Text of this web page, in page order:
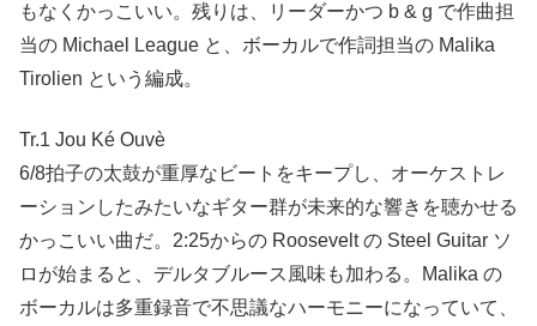
もなくかっこいい。残りは、リーダーかつ b & g で作曲担
当の Michael League と、ボーカルで作詞担当の Malika
Tirolien という編成。
Tr.1 Jou Ké Ouvè
6/8拍子の太鼓が重厚なビートをキープし、オーケストレ
ーションしたみたいなギター群が未来的な響きを聴かせる
かっこいい曲だ。2:25からの Roosevelt の Steel Guitar ソ
ロが始まると、デルタブルース風味も加わる。Malika の
ボーカルは多重録音で不思議なハーモニーになっていて、